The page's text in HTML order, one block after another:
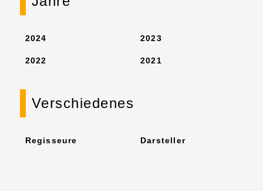
2024
2022
2023
2021
Verschiedenes
Regisseure Darsteller